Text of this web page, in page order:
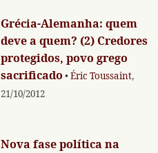
Grécia-Alemanha: quem
deve a quem? (2) Credores
protegidos, povo grego
sacrificado • Éric Toussaint,
21/10/2012
Nova fase política na